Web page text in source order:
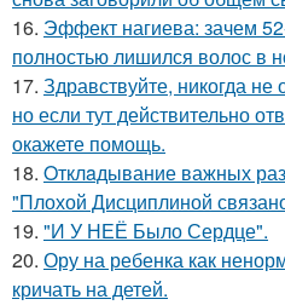
16. Эффект нагиева: зачем
полностью лишился волос в
17. Здравствуйте, никогда не
но если тут действительно
окажете помощь.
18. Oтклaдывание важных
"Плохой Дисциплиной
19. "И У НЕЁ Было Сердце".
20. Ору на ребенка как
кричать на детей.